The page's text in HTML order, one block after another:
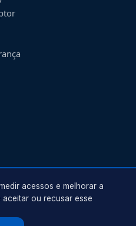
acessos e melhorar a
ou recusar esse